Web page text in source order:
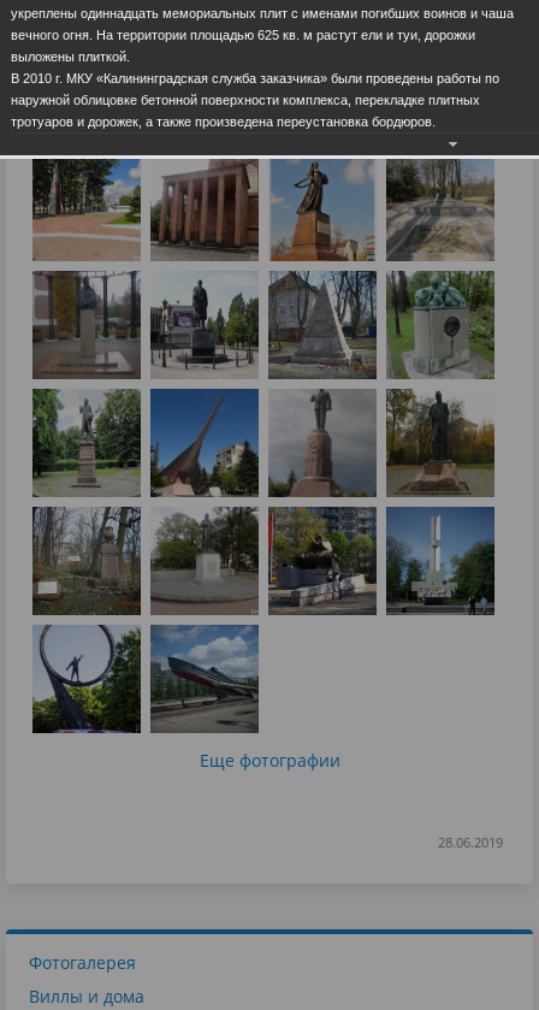
Еще фотографии
28.06.2019
Фотогалерея
Виллы и дома
укреплены одиннадцать мемориальных плит с именами погибших воинов и чаша
вечного огня. На территории площадью 625 кв. м растут ели и туи, дорожки
выложены плиткой.
В 2010 г. МКУ «Калининградская служба заказчика» были проведены работы по
наружной облицовке бетонной поверхности комплекса, перекладке плитных
тротуаров и дорожек, а также произведена переустановка бордюров.